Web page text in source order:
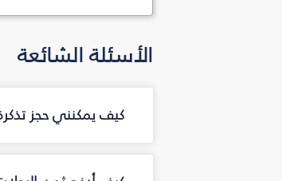
الأسئلة الشائعة
كيف يمكنني حجز